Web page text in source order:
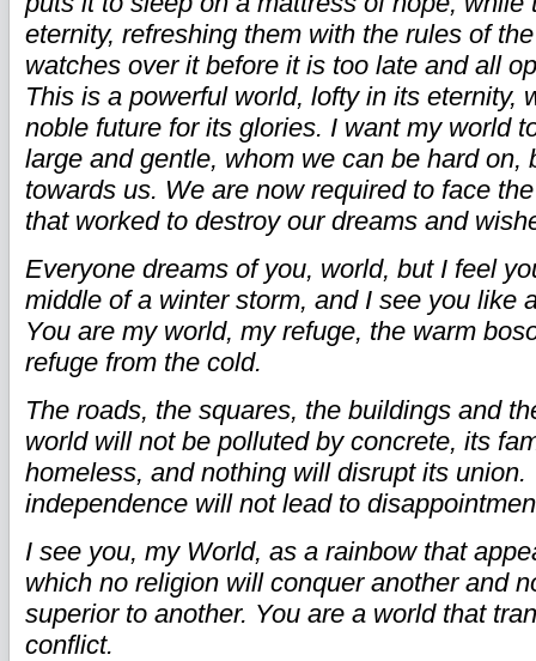
eternity, refreshing them with the rules of
watches over it before it is too late and all
This is a powerful world, lofty in its eternity,
noble future for its glories. I want my world
large and gentle, whom we can be hard on,
towards us. We are now required to face
that worked to destroy our dreams and
Everyone dreams of you, world, but I feel
middle of a winter storm, and I see you like
You are my world, my refuge, the warm
refuge from the cold.
The roads, the squares, the buildings and
world will not be polluted by concrete, its
homeless, and nothing will disrupt its union.
independence will not lead to
I see you, my World, as a rainbow that
which no religion will conquer another and
superior to another. You are a world that
conflict.